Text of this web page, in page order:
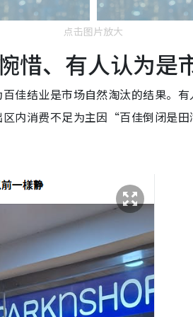
点击图片放大
惜、有人认为是
佳结业是市场自然淘汰的结果。
内消费不足为主因“百佳倒闭是田